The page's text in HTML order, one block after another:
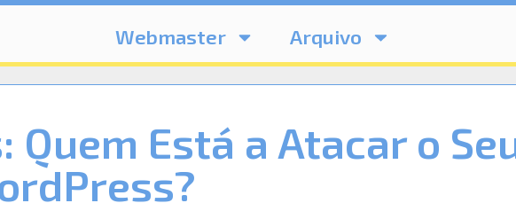
Webmaster Arquivo
Quem Está a Atacar o